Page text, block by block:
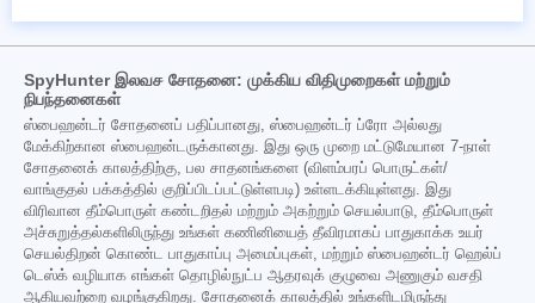
SpyHunter இலவச சோதனை: முக்கிய விதிமுறைகள் மற்றும்
நிபந்தனைகள்
ஸ்பைஹன்டர் சோதனைப் பதிப்பானது, ஸ்பைஹன்டர் ப்ரோ அல்லது
மேக்கிற்கான ஸ்பைஹன்டருக்கானது. இது ஒரு முறை மட்டுமேயான 7-நாள்
சோதனைக் காலத்திற்கு, பல சாதனங்களை (விளம்பரப் பொருட்கள்/
வாங்குதல் பக்கத்தில் குறிப்பிடப்பட்டுள்ளபடி) உள்ளடக்கியுள்ளது. இது
விரிவான தீம்பொருள் கண்டறிதல் மற்றும் அகற்றும் செயல்பாடு, தீம்பொருள்
அச்சுறுத்தல்களிலிருந்து உங்கள் கணினியைத் தீவிரமாகப் பாதுகாக்க உயர்
செயல்திறன் கொண்ட பாதுகாப்பு அமைப்புகள், மற்றும் ஸ்பைஹன்டர் ஹெல்ப்
டெஸ்க் வழியாக எங்கள் தொழில்நுட்ப ஆதரவுக் குழுவை அணுகும் வசதி
ஆகியவற்றை வழங்குகிறது. சோதனைக் காலத்தில் உங்களிடமிருந்து